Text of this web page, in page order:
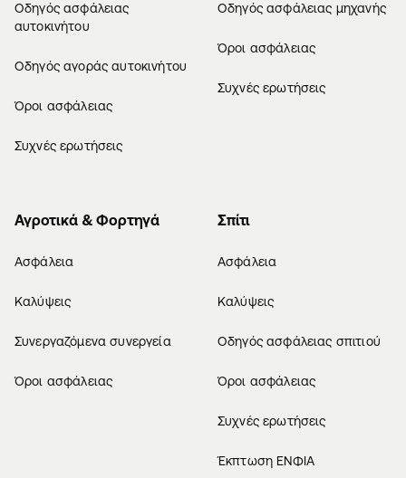
Οδηγός ασφάλειας
αυτοκινήτου
Οδηγός αγοράς αυτοκινήτου
Όροι ασφάλειας
Συχνές ερωτήσεις
Οδηγός ασφάλειας μηχανής
Όροι ασφάλειας
Συχνές ερωτήσεις
Αγροτικά & Φορτηγά
Ασφάλεια
Καλύψεις
Συνεργαζόμενα συνεργεία
Όροι ασφάλειας
Σπίτι
Ασφάλεια
Καλύψεις
Οδηγός ασφάλειας σπιτιού
Όροι ασφάλειας
Συχνές ερωτήσεις
Έκπτωση ΕΝΦΙΑ